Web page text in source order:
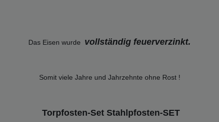
Das Eisen wurde vollständig feuerverzinkt.
Somit viele Jahre und Jahrzehnte ohne Rost !
Torpfosten-Set Stahlpfosten-SET